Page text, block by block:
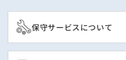
保守サービスについて